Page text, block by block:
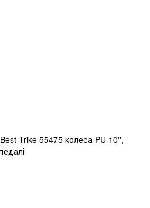
Trike 55475 колеса PU 10'',